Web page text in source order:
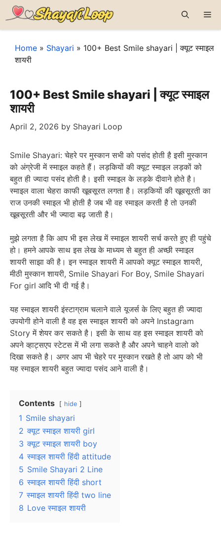
Skip
to
content
Home » Shayari » 100+ Best Smile shayari | क्यूट स्माइल
शायरी
100+ Best Smile shayari | क्यूट स्माइल
शायरी
April 2, 2026 by Shayari Loop
Smile Shayari: चेहरे पर मुस्कान सभी को पसंद होती है इसी मुस्कान
को अंग्रेजी में स्माइल कहते हैं। लड़कियों की क्यूट स्माइल लड़कों को
बहुत ही ज्यादा पसंद होती है। इसी स्माइल के लड़के दीवाने होते है।
स्माइल वाला चेहरा काफी खूबसूरत लगता है। लड़कियों की खूबसूरती का
राज उनकी स्माइल भी होती है जब भी वह स्माइल करती है तो उनकी
खूबसूरती और भी ज्यादा बढ़ जाती है।
मुझे लगता है कि आप भी इस लेख में स्माइल शायरी सर्च करते हुए ही पहुंचे
हो। हमने आपके साथ इस लेख के माध्यम से बहुत ही अच्छी स्माइल
शायरी साझा की है। इन स्माइल शायरी में आपको क्यूट स्माइल शायरी,
मीठी मुस्कान शायरी, Smile Shayari For Boy, Smile Shayari
For girl आदि भी दी गई है।
यह स्माइल शायरी इंस्टाग्राम चलाने वाले यूजर्स के लिए बहुत ही ज्यादा
उपयोगी होने वाली है वह इस स्माइल शायरी को अपने Instagram
Story में शेयर कर सकते है। इसी के साथ वह इस स्माइल शायरी को
अपने व्हाट्सएप स्टेटस में भी लगा सकते है और अपने चाहने वालो को
दिखा सकते है। अगर आप भी चेहरे पर मुस्कान रखते है तो आप को भी
यह स्माइल शायरी बहुत ज्यादा पसंद आने वाली है।
Contents hide
1 Smile shayari
2 क्यूट स्माइल शायरी girl
3 क्यूट स्माइल शायरी boy
4 स्माइल शायरी हिंदी attitude
5 Smile Shayari 2 Line
6 स्माइल शायरी हिंदी short
7 स्माइल शायरी हिंदी two line
8 Love स्माइल शायरी